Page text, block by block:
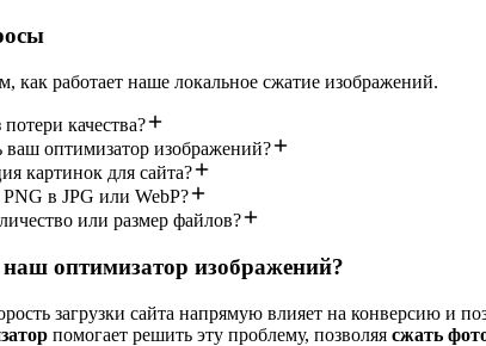
как работает наше локальное сжатие изображений.
качества?
ваш оптимизатор изображений?
картинок для сайта?
в JPG или WebP?
или размер файлов?
оптимизатор изображений?
загрузки сайта напрямую влияет на конверсию
помогает решить эту проблему, позволяя сжать